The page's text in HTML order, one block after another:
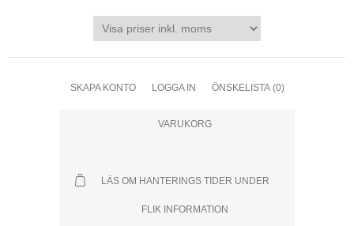
SKAPA KONTO LOGGA IN ÖNSKELISTA (0)
VARUKORG
LÄS OM HANTERINGS TIDER UNDER
FLIK INFORMATION